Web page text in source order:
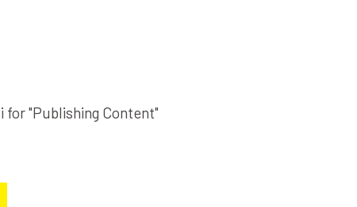
for "Publishing Content"